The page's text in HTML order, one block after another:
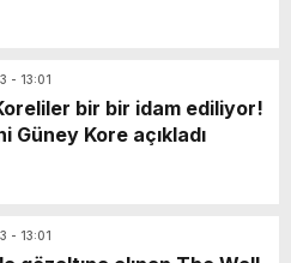
- 13:01
bir bir idam ediliyor!
Güney Kore açıkladı
- 13:01